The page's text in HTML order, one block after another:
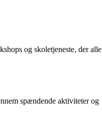
og skoletjeneste, der alle
spændende aktiviteter og